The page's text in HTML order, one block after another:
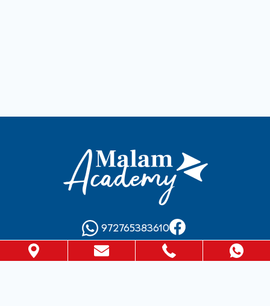
972765383610
info@malam-academy.co.il